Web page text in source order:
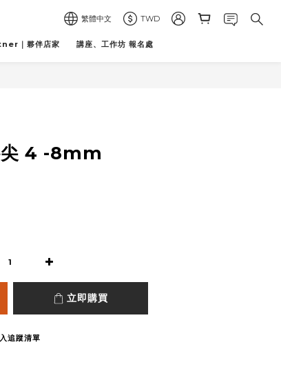
繁體中文 TWD
｜夥伴店家 講座、工作坊 報名處
4 -8mm
立即購買
追蹤清單